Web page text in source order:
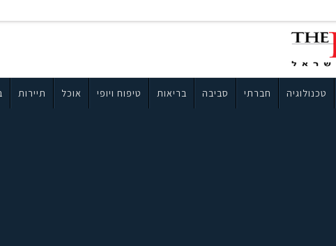
טכנולוגיה חברתי סביבה בריאות טיפוח ויופי אוכל תיירות